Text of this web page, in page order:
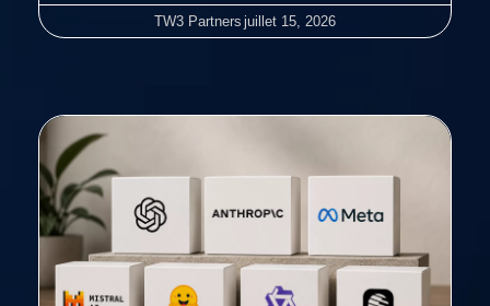
TW3 Partners juillet 15, 2026